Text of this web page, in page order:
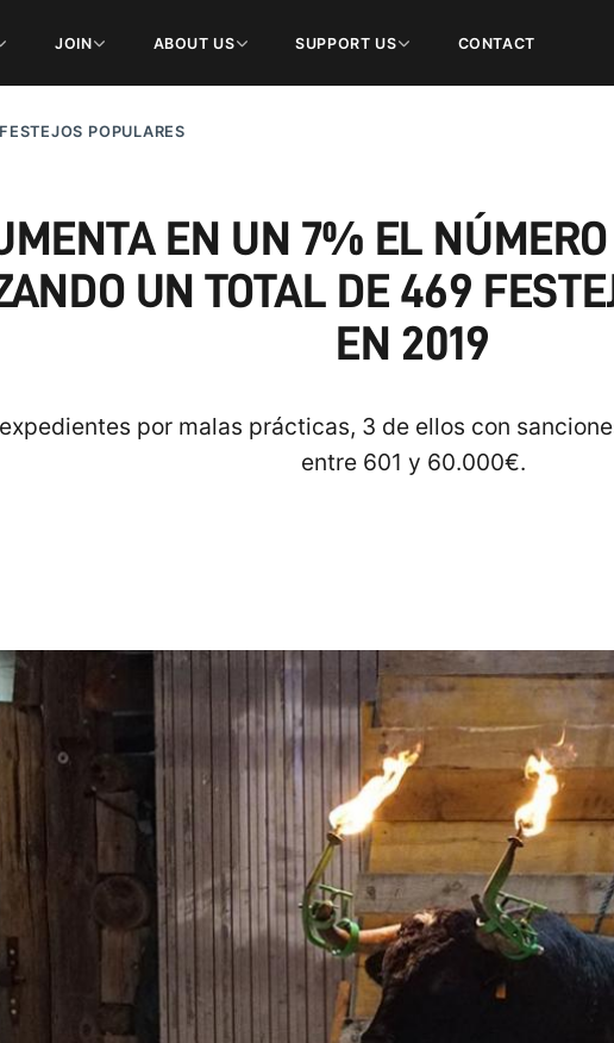
JOIN ABOUT US SUPPORT US CONTACT
FESTEJOS POPULARES
EN UN 7% EL NÚMERO
UN TOTAL DE 469
EN 2019
por malas prácticas, 3 de ellos con
entre 601 y 60.000€.